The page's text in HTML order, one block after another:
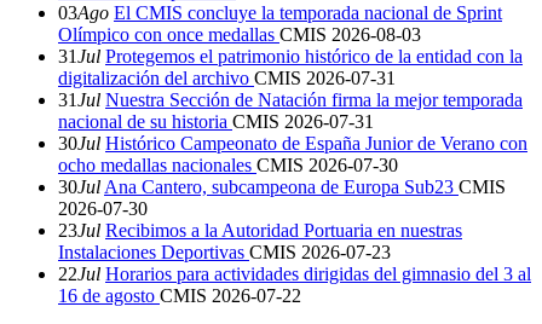
03Ago El CMIS concluye la temporada nacional de Sprint
Olímpico con once medallas CMIS 2026-08-03
31Jul Protegemos el patrimonio histórico de la entidad con la
digitalización del archivo CMIS 2026-07-31
31Jul Nuestra Sección de Natación firma la mejor temporada
nacional de su historia CMIS 2026-07-31
30Jul Histórico Campeonato de España Junior de Verano con
ocho medallas nacionales CMIS 2026-07-30
30Jul Ana Cantero, subcampeona de Europa Sub23 CMIS
2026-07-30
23Jul Recibimos a la Autoridad Portuaria en nuestras
Instalaciones Deportivas CMIS 2026-07-23
22Jul Horarios para actividades dirigidas del gimnasio del 3 al
16 de agosto CMIS 2026-07-22